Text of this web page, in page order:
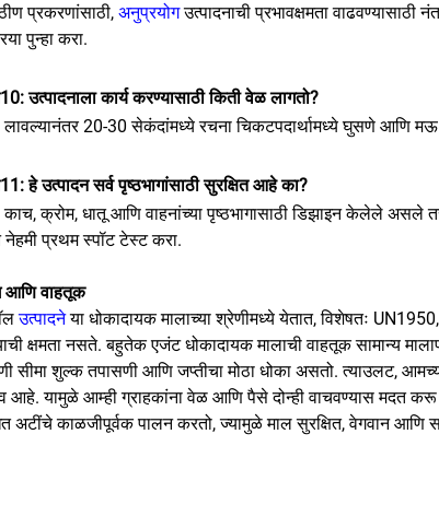
प्रकरणांसाठी, अनुप्रयोगउत्पादनाची प्रभावक्षमता
पुन्हा करा.
उत्पादनाला कार्य करण्यासाठी किती वेळ लागतो?
लावल्यानंतर 20-30 सेकंदांमध्ये रचना चिकटपदार्थामध्ये घुसणे आणि
हे उत्पादन सर्व पृष्ठभागांसाठी सुरक्षित आहे का?
काच, क्रोम, धातू आणि वाहनांच्या पृष्ठभागासाठी डिझाइन केलेले
नेहमी प्रथम स्पॉट टेस्ट करा.
आणि वाहतूक
उत्पादनेया धोकादायक मालाच्या श्रेणीमध्ये येतात, विशेषतः
क्षमता नसते. बहुतेक एजंट धोकादायक मालाची वाहतूक सामान्य
सीमा शुल्क तपासणी आणि जप्तीचा मोठा धोका असतो. त्याउलट,
आहे. यामुळे आम्ही ग्राहकांना वेळ आणि पैसे दोन्ही वाचवण्यास मदत
अटींचे काळजीपूर्वक पालन करतो, ज्यामुळे माल सुरक्षित, वेगवान आणि